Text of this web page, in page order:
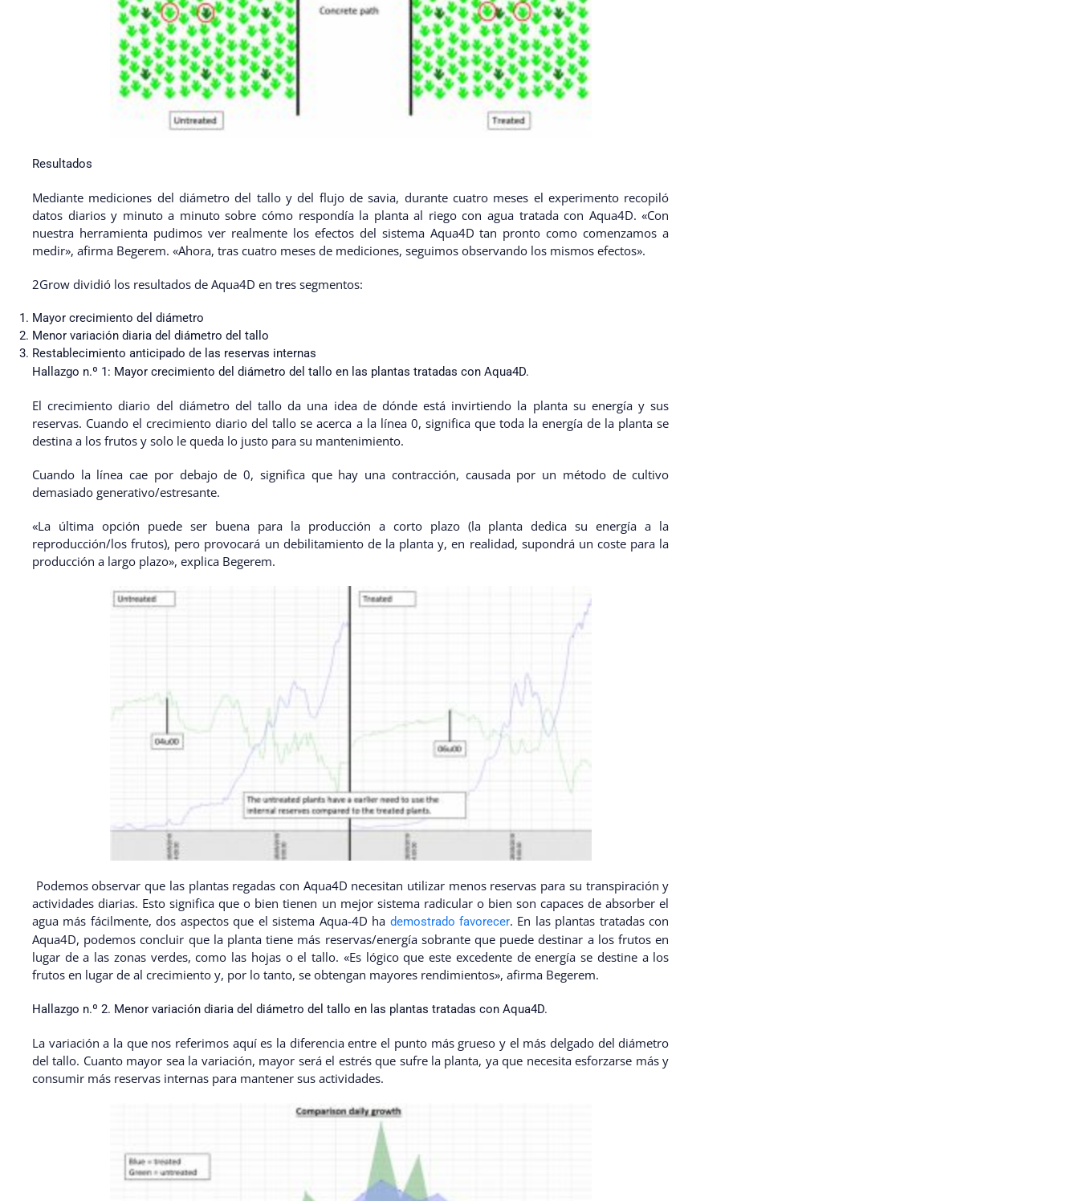
Resultados
Mediante mediciones del diámetro del tallo y del flujo de savia, durante cuatro meses el experimento recopiló
datos diarios y minuto a minuto sobre cómo respondía la planta al riego con agua tratada con Aqua4D. «Con
nuestra herramienta pudimos ver realmente los efectos del sistema Aqua4D tan pronto como comenzamos a
medir», afirma Begerem. «Ahora, tras cuatro meses de mediciones, seguimos observando los mismos efectos».
2Grow dividió los resultados de Aqua4D en tres segmentos:
Mayor crecimiento del diámetro
Menor variación diaria del diámetro del tallo
Restablecimiento anticipado de las reservas internas
Hallazgo n.º 1: Mayor crecimiento del diámetro del tallo en las plantas tratadas con Aqua4D.
El crecimiento diario del diámetro del tallo da una idea de dónde está invirtiendo la planta su energía y sus
reservas. Cuando el crecimiento diario del tallo se acerca a la línea 0, significa que toda la energía de la planta se
destina a los frutos y solo le queda lo justo para su mantenimiento.
Cuando la línea cae por debajo de 0, significa que hay una contracción, causada por un método de cultivo
demasiado generativo/estresante.
«La última opción puede ser buena para la producción a corto plazo (la planta dedica su energía a la
reproducción/los frutos), pero provocará un debilitamiento de la planta y, en realidad, supondrá un coste para la
producción a largo plazo», explica Begerem.
Podemos observar que las plantas regadas con Aqua4D necesitan utilizar menos reservas para su transpiración y
actividades diarias. Esto significa que o bien tienen un mejor sistema radicular o bien son capaces de absorber el
agua más fácilmente, dos aspectos que el sistema Aqua-4D ha demostrado favorecer. En las plantas tratadas con
Aqua4D, podemos concluir que la planta tiene más reservas/energía sobrante que puede destinar a los frutos en
lugar de a las zonas verdes, como las hojas o el tallo. «Es lógico que este excedente de energía se destine a los
frutos en lugar de al crecimiento y, por lo tanto, se obtengan mayores rendimientos», afirma Begerem.
Hallazgo n.º 2. Menor variación diaria del diámetro del tallo en las plantas tratadas con Aqua4D.
La variación a la que nos referimos aquí es la diferencia entre el punto más grueso y el más delgado del diámetro
del tallo. Cuanto mayor sea la variación, mayor será el estrés que sufre la planta, ya que necesita esforzarse más y
consumir más reservas internas para mantener sus actividades.